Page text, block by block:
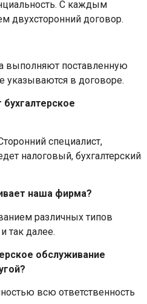
С каждым
двухсторонний договор.
выполняют поставленную
указываются в договоре.
специалист,
налоговый, бухгалтерский
наша фирма?
различных типов
так далее.
обслуживание
всю ответственность